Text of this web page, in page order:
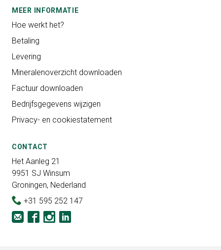
MEER INFORMATIE
Hoe werkt het?
Betaling
Levering
Mineralenoverzicht downloaden
Factuur downloaden
Bedrijfsgegevens wijzigen
Privacy- en cookiestatement
CONTACT
Het Aanleg 21
9951 SJ Winsum
Groningen, Nederland
+31 595 252 147